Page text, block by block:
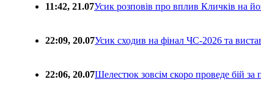
11:42, 21.07Усик розповів про вплив Кличків на
22:09, 20.07Усик сходив на фінал ЧС-2026 та
22:06, 20.07Шелестюк зовсім скоро проведе бій